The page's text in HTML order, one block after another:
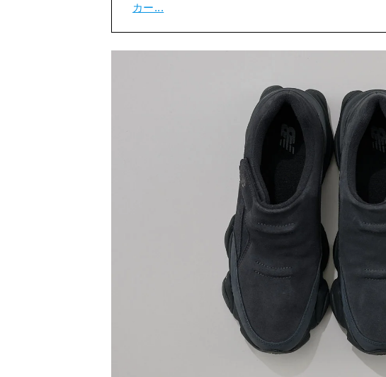
カー...